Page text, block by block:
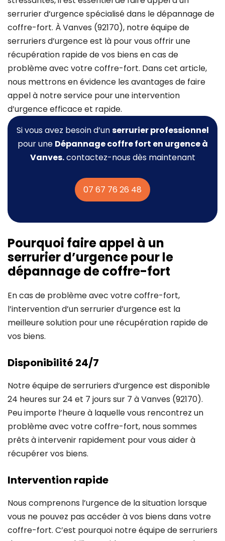
serrurier d’urgence spécialisé dans le dépannage de
coffre-fort. À Vanves (92170), notre équipe de
serruriers d’urgence est là pour vous offrir une
récupération rapide de vos biens en cas de
problème avec votre coffre-fort. Dans cet article,
nous mettrons en évidence les avantages de faire
appel à notre service pour une intervention
d’urgence efficace et rapide.
Si vous avez besoin d’unserrurier professionnel
pour une Dépannage coffre fort en urgence à
Vanves.contactez-nous dès maintenant
07 67 76 26 48
Pourquoi faire appel à un
serrurier d’urgence pour le
dépannage de coffre-fort
En cas de problème avec votre coffre-fort,
l’intervention d’un serrurier d’urgence est la
meilleure solution pour une récupération rapide de
vos biens.
Disponibilité 24/7
Notre équipe de serruriers d’urgence est disponible
24 heures sur 24 et 7 jours sur 7 à Vanves (92170).
Peu importe l’heure à laquelle vous rencontrez un
problème avec votre coffre-fort, nous sommes
prêts à intervenir rapidement pour vous aider à
récupérer vos biens.
Intervention rapide
Nous comprenons l’urgence de la situation lorsque
vous ne pouvez pas accéder à vos biens dans votre
coffre-fort. C’est pourquoi notre équipe de serruriers